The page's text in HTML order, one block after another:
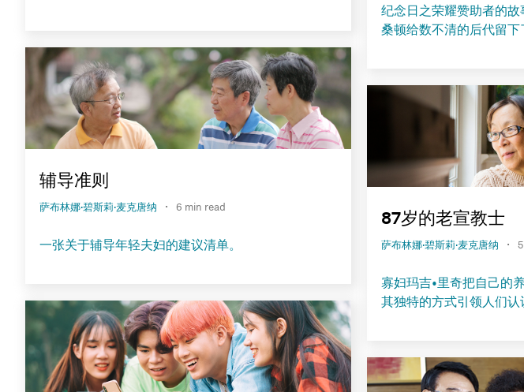
辅导准则
萨布林娜·碧斯莉·麦克唐纳 · 6 min read
一张关于辅导年轻夫妇的建议清单。
纪念日之荣耀赞助者的
桑顿给数不清的后代留下
87岁的老宣教士
萨布林娜·碧斯莉·麦克唐纳 ·
寡妇玛吉•里奇把自己的
其独特的方式引领人们认